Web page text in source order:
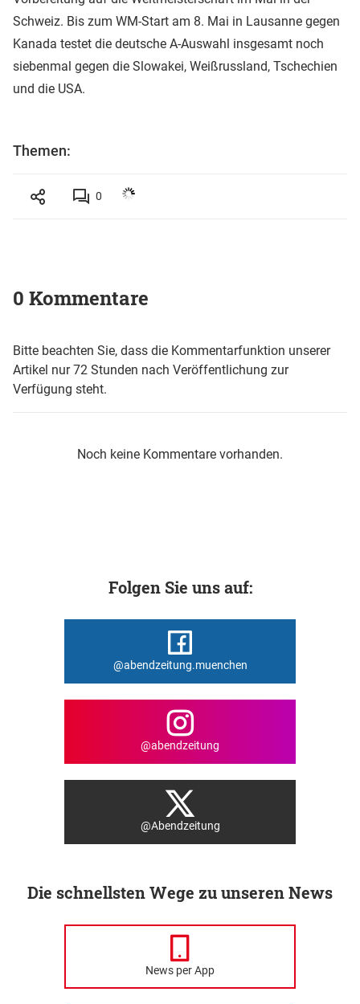
Schweiz. Bis zum WM-Start am 8. Mai in Lausanne gegen
Kanada testet die deutsche A-Auswahl insgesamt noch
siebenmal gegen die Slowakei, Weißrussland, Tschechien
und die USA.
Themen:
0
0 Kommentare
Bitte beachten Sie, dass die Kommentarfunktion unserer
Artikel nur 72 Stunden nach Veröffentlichung zur
Verfügung steht.
Noch keine Kommentare vorhanden.
Folgen Sie uns auf:
@abendzeitung.muenchen
@abendzeitung
@Abendzeitung
Die schnellsten Wege zu unseren News
News per App